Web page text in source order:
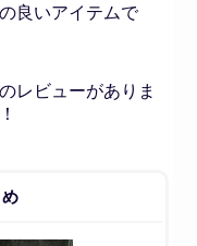
良いアイテムで
レビューがありま